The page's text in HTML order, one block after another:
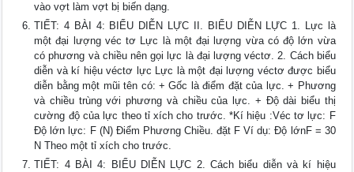
vào vợt làm vợt bị biến dạng.
TIẾT: 4 BÀI 4: BIỂU DIỄN LỰC II. BIỂU DIỄN LỰC 1. Lực là
một đại lượng véc tơ Lực là một đại lượng vừa có độ lớn vừa
có phương và chiều nên gọi lực là đại lượng véctơ. 2. Cách biểu
diễn và kí hiệu véctơ lực Lực là một đại lượng véctơ được biểu
diễn bằng một mũi tên có: + Gốc là điểm đặt của lực. + Phương
và chiều trùng với phương và chiều của lực. + Độ dài biểu thị
cường độ của lực theo tỉ xích cho trước. *Kí hiệu :Véc tơ lực: F
Độ lớn lực: F (N) Điểm Phương Chiều. đặt F Ví dụ: Độ lớnF = 30
N Theo một tỉ xích cho trước.
TIẾT: 4 BÀI 4: BIỂU DIỄN LỰC 2. Cách biểu diễn và kí hiệu